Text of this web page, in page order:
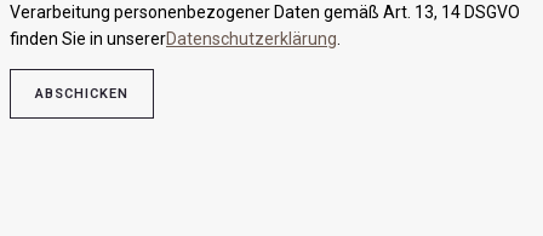
Verarbeitung personenbezogener Daten gemäß Art. 13, 14 DSGVO
finden Sie in unsererDatenschutzerklärung
Bitte lasse dieses Feld leer.